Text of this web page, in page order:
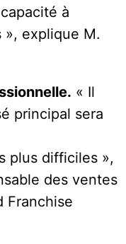
à
explique M.
« Il
principal sera
plus difficiles »,
des ventes
Franchise